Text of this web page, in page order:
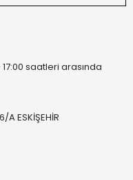
saatleri arasında
ESKİŞEHİR